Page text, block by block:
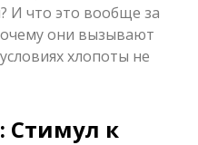
И что это вообще за
они вызывают
хлопоты не
Стимул к